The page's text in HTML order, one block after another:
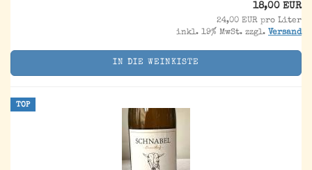
18,00 EUR
24,00 EUR pro Liter
inkl. 19% MwSt. zzgl. Versand
IN DIE WEINKISTE
TOP